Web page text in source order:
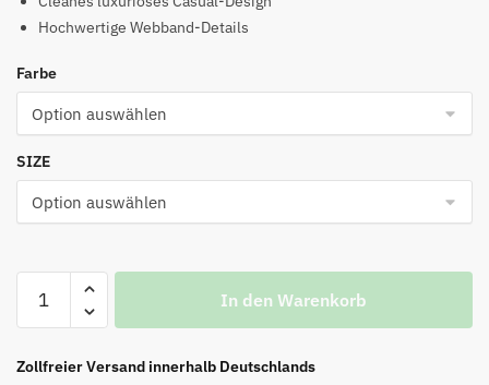
€99.00€47.00.
Hochwertige Webband-Details
Farbe
SIZE
Shirt
großem
In den Warenkorb
Zollfreier Versand innerhalb Deutschlands